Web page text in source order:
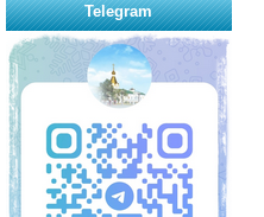
Telegram